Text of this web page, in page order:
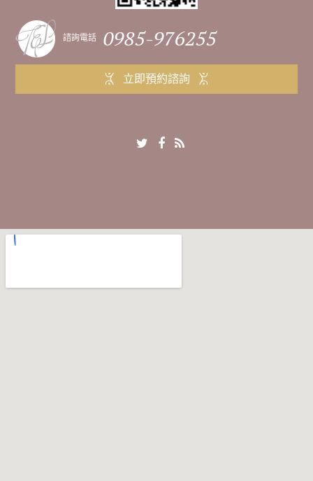
諮詢電話 0985-976255
立即預約諮詢